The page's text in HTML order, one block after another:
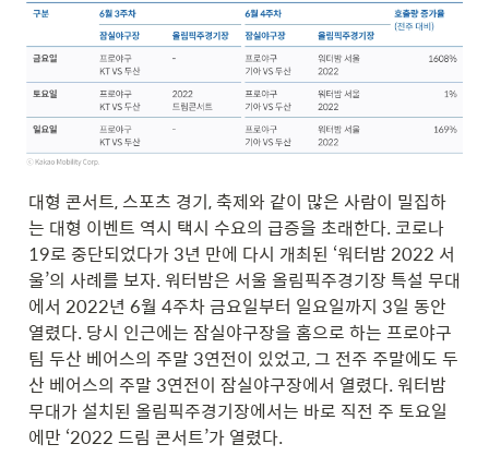
대형 콘서트, 스포츠 경기, 축제와 같이 많은 사람이 밀집하
는 대형 이벤트 역시 택시 수요의 급증을 초래한다. 코로나
19로 중단되었다가 3년 만에 다시 개최된 ‘워터밤 2022 서
울’의 사례를 보자. 워터밤은 서울 올림픽주경기장 특설 무대
에서 2022년 6월 4주차 금요일부터 일요일까지 3일 동안
열렸다. 당시 인근에는 잠실야구장을 홈으로 하는 프로야구
팀 두산 베어스의 주말 3연전이 있었고, 그 전주 주말에도 두
산 베어스의 주말 3연전이 잠실야구장에서 열렸다. 워터밤
무대가 설치된 올림픽주경기장에서는 바로 직전 주 토요일
에만 ‘2022 드림 콘서트’가 열렸다.